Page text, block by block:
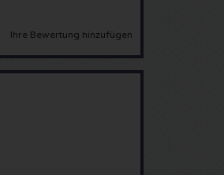
Ihre Bewertung hinzufügen